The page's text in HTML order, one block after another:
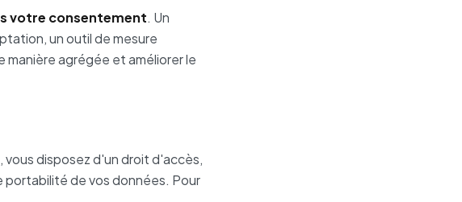
votre consentement. Un
un outil de mesure
agrégée et améliorer le
disposez d'un droit d'accès,
de vos données. Pour